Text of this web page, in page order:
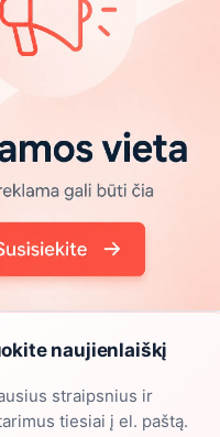
naujienlaiškį
straipsnius ir
tiesiai į el. paštą.